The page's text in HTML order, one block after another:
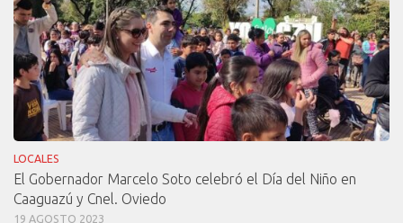
LOCALES
El Gobernador Marcelo Soto celebró el Día del Niño en
Caaguazú y Cnel. Oviedo
19 AGOSTO 2023